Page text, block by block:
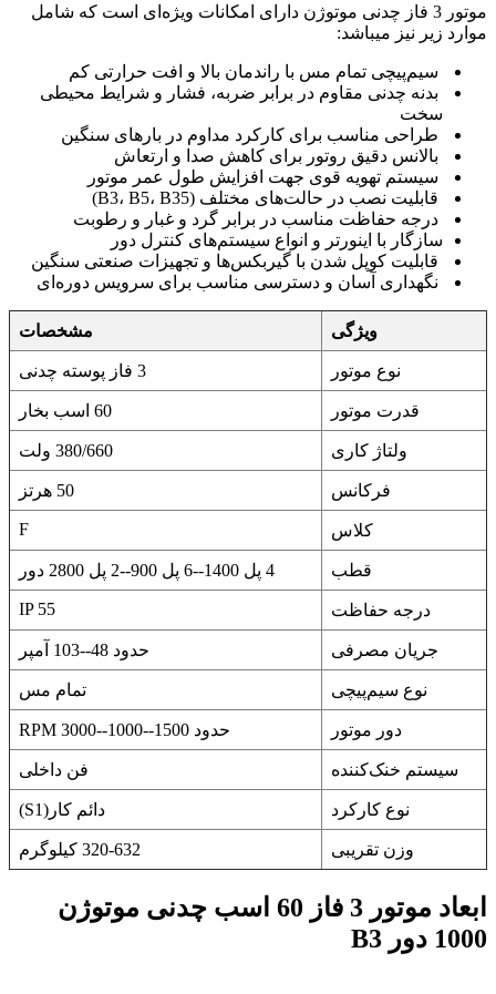
موتور 3 فاز چدنی موتوژن دارای امکانات ویژه‌ای است که شامل
موارد زیر نیز میباشد:
سیم‌پیچی تمام مس با راندمان بالا و افت حرارتی کم
بدنه چدنی مقاوم در برابر ضربه، فشار و شرایط محیطی
سخت
طراحی مناسب برای کارکرد مداوم در بارهای سنگین
بالانس دقیق روتور برای کاهش صدا و ارتعاش
سیستم تهویه قوی جهت افزایش طول عمر موتور
قابلیت نصب در حالت‌های مختلف (B3، B5، B35)
درجه حفاظت مناسب در برابر گرد و غبار و رطوبت
سازگار با اینورتر و انواع سیستم‌های کنترل دور
قابلیت کوپل شدن با گیربکس‌ها و تجهیزات صنعتی سنگین
نگهداری آسان و دسترسی مناسب برای سرویس دوره‌ای
ویژگی مشخصات
نوع موتور 3 فاز پوسته چدنی
قدرت موتور 60 اسب بخار
ولتاژ کاری 380/660 ولت
فرکانس 50 هرتز
کلاس F
قطب 4 پل 1400--6 پل 900--2 پل 2800 دور
درجه حفاظت IP 55
جریان مصرفی حدود 48--103 آمپر
نوع سیم‌پیچی تمام مس
دور موتور حدود 1500--1000--3000 RPM
سیستم خنک‌کننده فن داخلی
نوع کارکرد دائم کار(S1)
وزن تقریبی 320-632 کیلوگرم
ابعاد موتور 3 فاز 60 اسب چدنی موتوژن
1000 دور B3